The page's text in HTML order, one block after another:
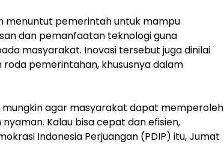
menuntut pemerintah untuk mampu
dan pemanfaatan teknologi guna
masyarakat. Inovasi tersebut juga dinilai
pemerintahan, khususnya dalam
mungkin agar masyarakat dapat memperoleh
Kalau bisa cepat dan efisien,
Indonesia Perjuangan (PDIP) itu, Jumat